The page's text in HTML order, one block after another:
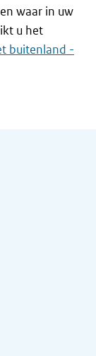
waar in uw
u het
buitenland -